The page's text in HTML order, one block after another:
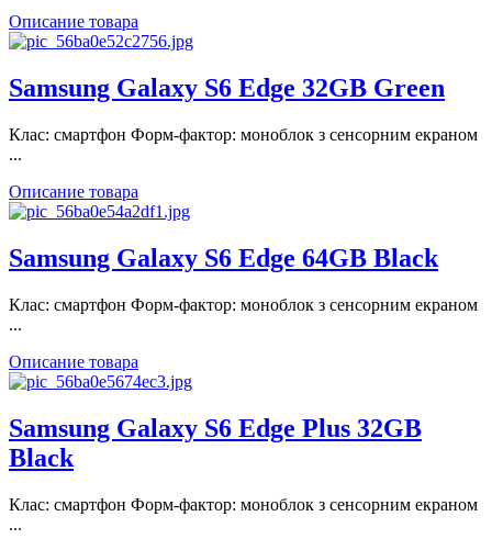
Описание товара
Samsung Galaxy S6 Edge 32GB Green
Клас: смартфон Форм-фактор: моноблок з сенсорним екраном
...
Описание товара
Samsung Galaxy S6 Edge 64GB Black
Клас: смартфон Форм-фактор: моноблок з сенсорним екраном
...
Описание товара
Samsung Galaxy S6 Edge Plus 32GB
Black
Клас: смартфон Форм-фактор: моноблок з сенсорним екраном
...